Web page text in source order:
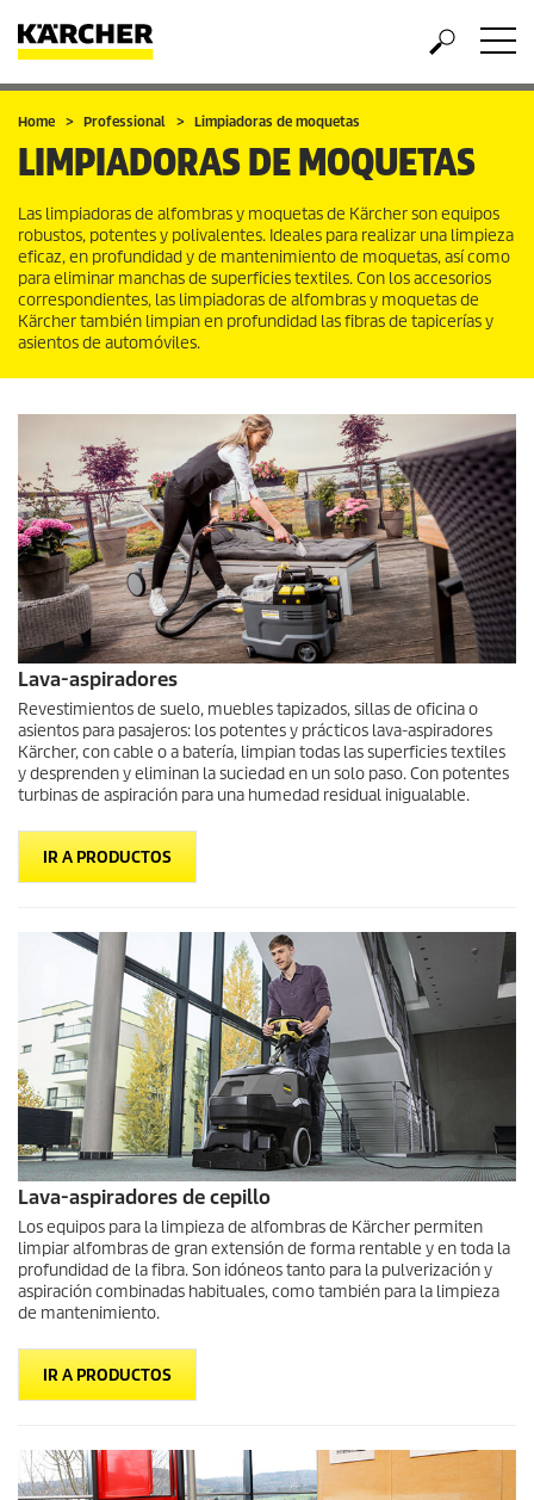
Home Professional Limpiadoras de moquetas
LIMPIADORAS DE MOQUETAS
Las limpiadoras de alfombras y moquetas de Kärcher son equipos
robustos, potentes y polivalentes. Ideales para realizar una limpieza
eficaz, en profundidad y de mantenimiento de moquetas, así como
para eliminar manchas de superficies textiles. Con los accesorios
correspondientes, las limpiadoras de alfombras y moquetas de
Kärcher también limpian en profundidad las fibras de tapicerías y
asientos de automóviles.
Lava-aspiradores
Revestimientos de suelo, muebles tapizados, sillas de oficina o
asientos para pasajeros: los potentes y prácticos lava-aspiradores
Kärcher, con cable o a batería, limpian todas las superficies textiles
y desprenden y eliminan la suciedad en un solo paso. Con potentes
turbinas de aspiración para una humedad residual inigualable.
IR A PRODUCTOS
Lava-aspiradores de cepillo
Los equipos para la limpieza de alfombras de Kärcher permiten
limpiar alfombras de gran extensión de forma rentable y en toda la
profundidad de la fibra. Son idóneos tanto para la pulverización y
aspiración combinadas habituales, como también para la limpieza
de mantenimiento.
IR A PRODUCTOS